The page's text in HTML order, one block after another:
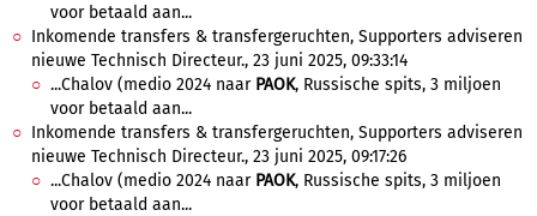
voor betaald aan...
Inkomende transfers & transfergeruchten, Supporters adviseren
nieuwe Technisch Directeur., 23 juni 2025, 09:33:14
...Chalov (medio 2024 naar PAOK, Russische spits, 3 miljoen
voor betaald aan...
Inkomende transfers & transfergeruchten, Supporters adviseren
nieuwe Technisch Directeur., 23 juni 2025, 09:17:26
...Chalov (medio 2024 naar PAOK, Russische spits, 3 miljoen
voor betaald aan...